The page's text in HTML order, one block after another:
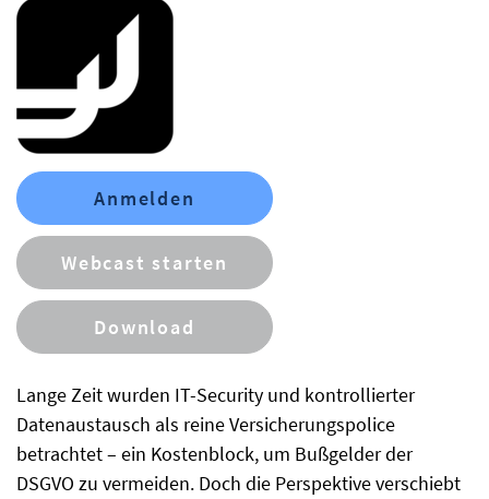
Lange Zeit wurden IT-Security und kontrollierter
Datenaustausch als reine Versicherungspolice
betrachtet – ein Kostenblock, um Bußgelder der
DSGVO zu vermeiden. Doch die Perspektive verschiebt
Anmelden
Webcast starten
Download